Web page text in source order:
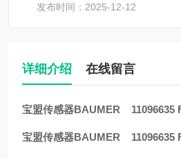
发布时间：2025-12-12
详细介绍 在线留言
宝盟传感器BAUMER 11096635
宝盟传感器BAUMER 11096635